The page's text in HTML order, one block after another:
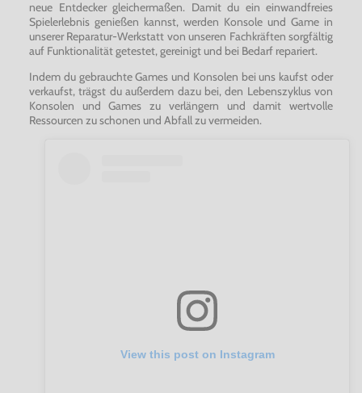
neue Entdecker gleichermaßen. Damit du ein einwandfreies
Spielerlebnis genießen kannst, werden Konsole und Game in
unserer Reparatur-Werkstatt von unseren Fachkräften sorgfältig
auf Funktionalität getestet, gereinigt und bei Bedarf repariert.
Indem du gebrauchte Games und Konsolen bei uns kaufst oder
verkaufst, trägst du außerdem dazu bei, den Lebenszyklus von
Konsolen und Games zu verlängern und damit wertvolle
Ressourcen zu schonen und Abfall zu vermeiden.
View this post on Instagram